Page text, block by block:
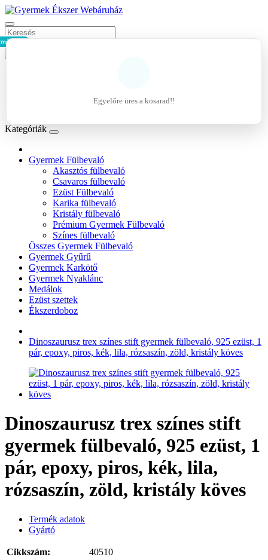
- 0Ft
Egyelőre üres a kosarad!!
Kategóriák
Gyermek Fülbevaló
Akasztós fülbevaló
Csavaros fülbevaló
Ezüst Fülbevaló
Karika fülbevaló
Kristály fülbevaló
Prémium Gyermek Fülbevaló
Színes fülbevaló
Összes Gyermek Fülbevaló
Gyermek Gyűrű
Gyermek Karkötő
Gyermek Nyaklánc
Medálok
Ezüst szettek
Ékszerdoboz
Dinoszaurusz trex színes stift gyermek fülbevaló, 925 ezüst, 1
pár, epoxy, piros, kék, lila, rózsaszín, zöld, kristály köves
Dinoszaurusz trex színes stift
gyermek fülbevaló, 925 ezüst, 1
pár, epoxy, piros, kék, lila,
rózsaszín, zöld, kristály köves
Termék adatok
Gyártó
Cikkszám:
40510